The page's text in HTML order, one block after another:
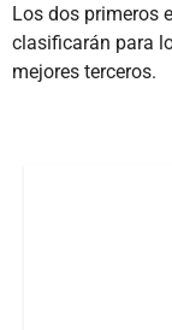
Los dos primeros
clasificarán para
mejores terceros.